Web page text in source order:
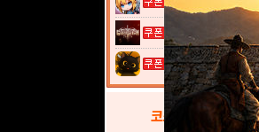
고양이 낚시터...
코스프레 갤러리